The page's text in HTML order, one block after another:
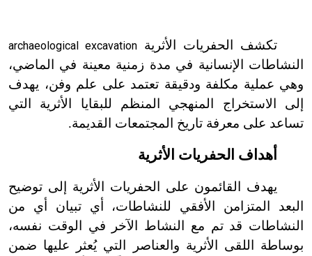
تكشف الحفريات الأثرية archaeological excavation
النشاطات الإنسانية في مدة زمنية معينة في الماضي،
وهي عملية مكلفة ودقيقة تعتمد على علم وفن، يهدف
إلى الاستخراج المنهجي المنظم للبقايا الأثرية التي
تساعد على معرفة تاريخ المجتمعات القديمة.
أهداف الحفريات الأثرية
يهدف القائمون على الحفريات الأثرية إلى توضيح
البعد المتزامن الأفقي للنشاطات، أي تبيان أي من
النشاطات قد تم مع النشاط الآخر في الوقت نفسه،
بوساطة اللقى الأثرية والعناصر التي يُعثر عليها ضمن